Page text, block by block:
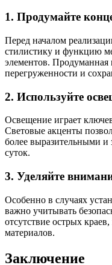
1. Продумайте
Перед началом
стилистику и функцию
элементов.
перегруженности и
2. Используйте
Освещение играет
Световые акценты
более выразительными
суток.
3. Уделяйте
Особенно в случаях
важно учитывать
отсутствие острых
материалов.
Заключение